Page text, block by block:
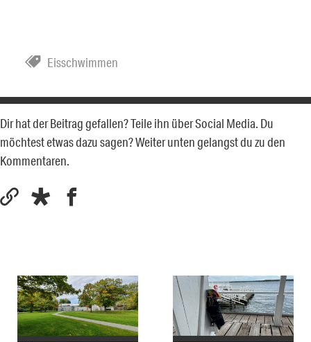
Eisschwimmen
Dir hat der Beitrag gefallen? Teile ihn über Social Media. Du
möchtest etwas dazu sagen? Weiter unten gelangst du zu den
Kommentaren.